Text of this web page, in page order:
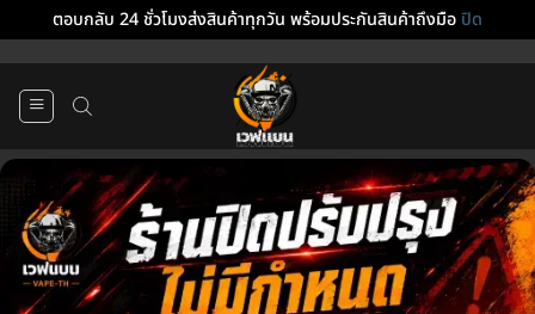
ตอบกลับ 24 ชั่วโมงส่งสินค้าทุกวัน พร้อมประกันสินค้าถึงมือปิด